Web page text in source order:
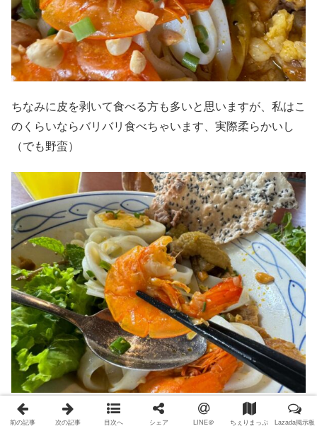
ちなみに皮を剥いて食べる方も多いと思いますが、私はこ
のくらいならバリバリ食べちゃいます、実際柔らかいし
（でも野蛮）
Mi Quanの主成分は米粉ですが、見目はちょっときしめん
前の記事 次の記事 目次へ シェア LINE＠ ちぇりまっぷ Lazada掲示板